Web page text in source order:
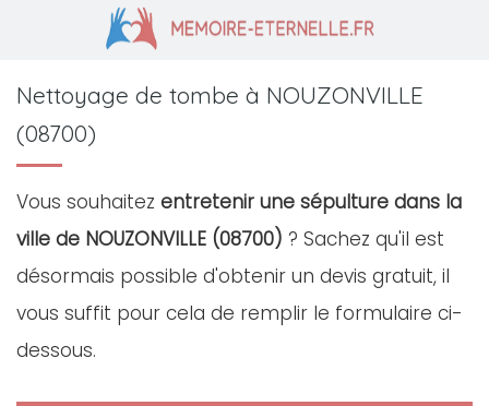
Nettoyage de tombe à NOUZONVILLE
(08700)
Vous souhaitez entretenir une sépulture dans la
ville de NOUZONVILLE (08700) ? Sachez qu'il est
désormais possible d'obtenir un devis gratuit, il
vous suffit pour cela de remplir le formulaire ci-
dessous.